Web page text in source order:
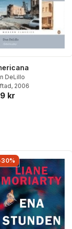
DeLillo
, 2006
kr